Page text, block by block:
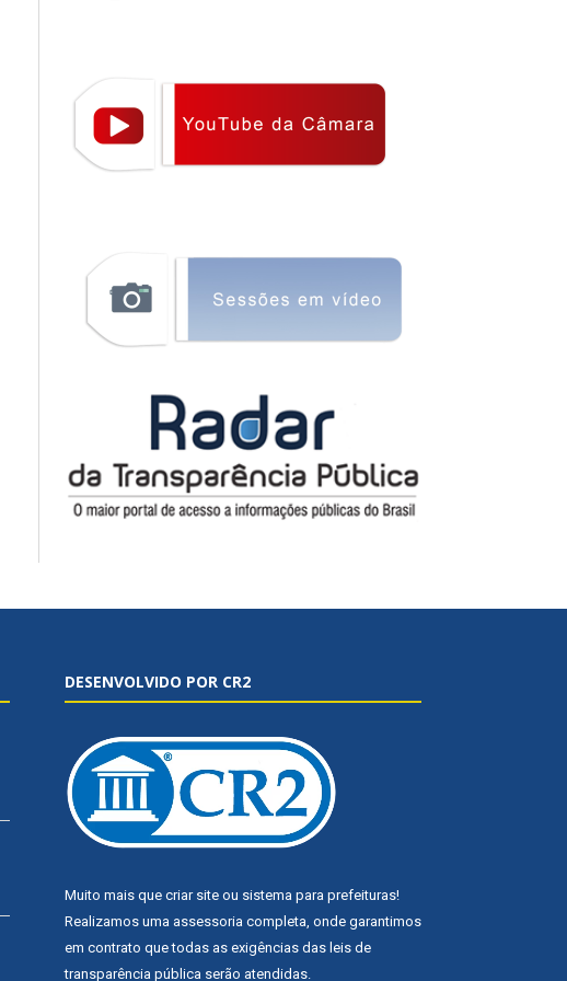
DESENVOLVIDO POR CR2
Muito mais que criar site ou sistema para prefeituras!
Realizamos uma assessoria completa, onde garantimos
em contrato que todas as exigências das leis de
transparência pública serão atendidas.